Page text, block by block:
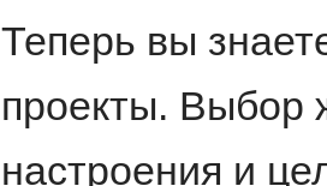
Теперь вы
проекты. Выбор
настроения и